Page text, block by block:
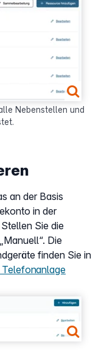
Nebenstellen und
an der Basis
in der
Sie die
Die
finden Sie in
Telefonanlage